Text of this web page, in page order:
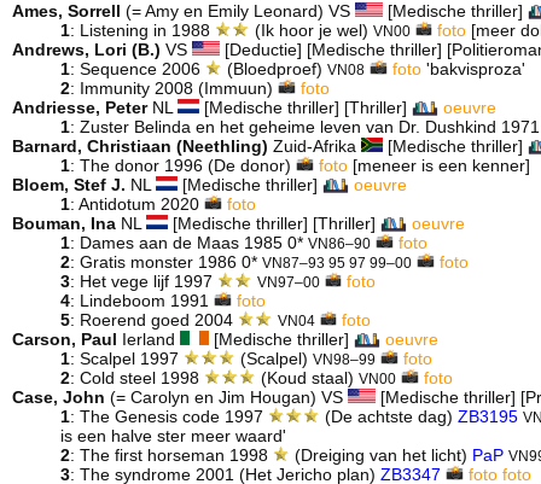
Ames, Sorrell (= Amy en Emily Leonard) VS
[Medische thriller]
1: Listening in 1988 (Ik hoor je wel) VN00 foto [meer
Andrews, Lori (B.) VS
[Deductie] [Medische thriller]
1: Sequence 2006 (Bloedproef)VN08 foto 'bakvisproza'
2: Immunity 2008 (Immuun)
foto
Andriesse, PeterNL [Medische thriller] [Thriller]
oeuvre
1: Zuster Belinda en het geheime leven van Dr. Dushkind
Barnard, Christiaan (Neethling) Zuid-Afrika
[Medische thriller]
1: The donor 1996 (De donor) foto[meneer is een kenner]
Bloem, Stef J. NL [Medische thriller]
oeuvre
1: Antidotum 2020
foto
Bouman, Ina NL [Medische thriller] [Thriller]
oeuvre
1: Dames aan de Maas 1985 0* VN86–90
foto
2: Gratis monster 1986 0* VN87–93 95 97 99–00
foto
3: Het vege lijf 1997 VN97–00
foto
4: Lindeboom 1991
foto
5: Roerend goed 2004 VN04
foto
Carson, Paul Ierland [Medische thriller]
oeuvre
1: Scalpel 1997 (Scalpel)VN98–99
foto
2: Cold steel 1998 (Koud staal)VN00
foto
Case, John (= Carolyn en Jim Hougan) VS
[Medische thriller]
1: The Genesis code 1997 (De achtste dag)ZB3195
is een halve ster meer waard'
2: The first horseman 1998 (Dreiging van het licht) PaP
3: The syndrome 2001 (Het Jericho plan) ZB3347 foto foto